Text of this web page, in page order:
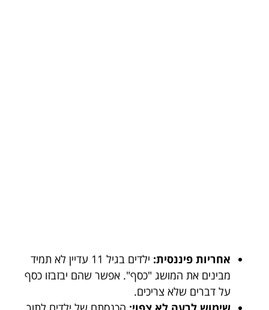
אחריות פיננסית:
ילדים בגיל 11 עדיין לא תמיד
מבינים את המושג "כסף". אפשר שהם יבזבזו כסף
על דברים שלא צריכים.